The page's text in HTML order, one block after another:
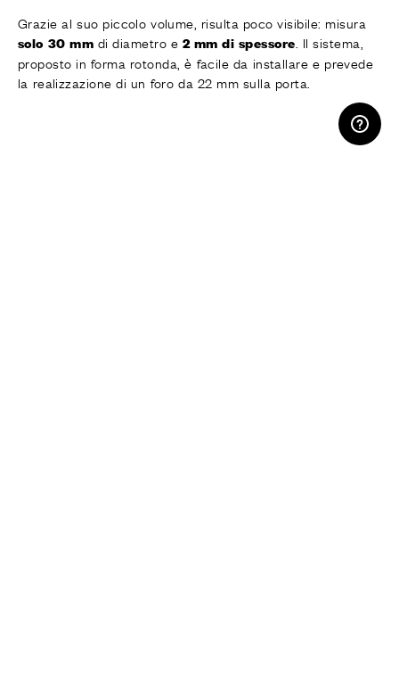
Grazie al suo piccolo volume, risulta poco visibile: misura
solo 30 mm di diametro e 2 mm di spessore . Il sistema,
proposto in forma rotonda, è facile da installare e prevede
la realizzazione di un foro da 22 mm sulla porta.